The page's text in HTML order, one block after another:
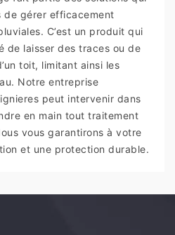
gérer efficacement
C’est un produit qui
de laisser des traces ou de
toit, limitant ainsi les
Notre entreprise
peut intervenir dans
en main tout traitement
vous garantirons à votre
et une protection durable.